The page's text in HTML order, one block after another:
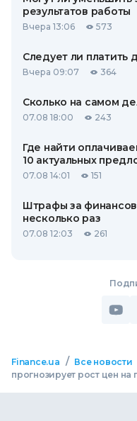
результатов работы
Вчера 13:06 573
Следует ли платить
Вчера 09:07 364
Сколько на самом
07.08 18:00 243
Где найти
10 актуальных
07.08 14:01 151
Штрафы за
несколько раз
07.08 12:03 261
Finance.ua / Все новости
прогнозирует рост цен на